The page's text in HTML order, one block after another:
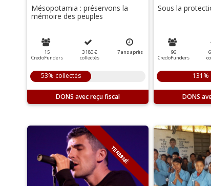
Mésopotamia : préservons la
mémoire des peuples
15
CredoFunders
3 180 €
collectés
7ansaprès
53% collectés
DONS
Sous la
96
CredoFunders
DONS
TERMINÉ